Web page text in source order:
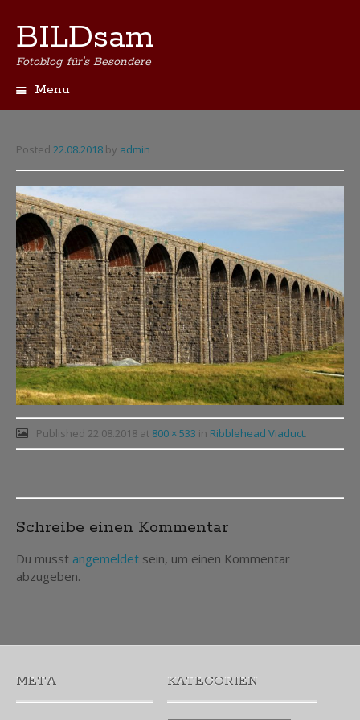
BILDsam
Fotoblog für's Besondere
Menu
Posted 22.08.2018 by admin
Published 22.08.2018at 800 × 533 in Ribblehead Viaduct.
Post
navigation
Schreibe einen Kommentar
Du musst angemeldet sein, um einen Kommentar
abzugeben.
META KATEGORIEN